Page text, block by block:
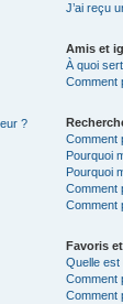
?
J’ai reçu
Amis et
À quoi
Comment
Comment
Pourquoi
Pourquoi
Comment
Comment
Favoris
Quelle
Comment
Comment